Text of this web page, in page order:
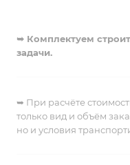
➥ Комплектуем
задачи.
➥ При расчёте
только вид и объём
но и условия